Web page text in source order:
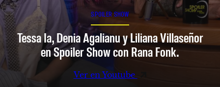
SPOILER SHOW
Tessa Ia, Denia Agalianu y Liliana Villaseñor
en Spoiler Show con Rana Fonk.
Ver en Youtube